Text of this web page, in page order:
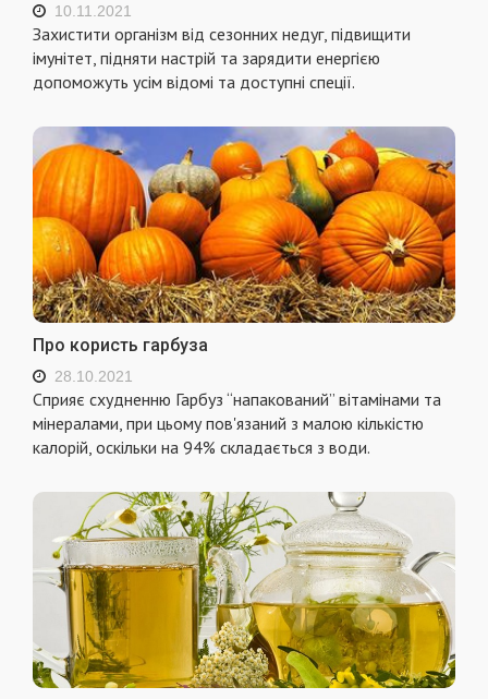
10.11.2021
Захистити організм від сезонних недуг, підвищити
імунітет, підняти настрій та зарядити енергією
допоможуть усім відомі та доступні спеції.
Про користь гарбуза
28.10.2021
Сприяє схудненню Гарбуз “напакований” вітамінами та
мінералами, при цьому пов'язаний з малою кількістю
калорій, оскільки на 94% складається з води.